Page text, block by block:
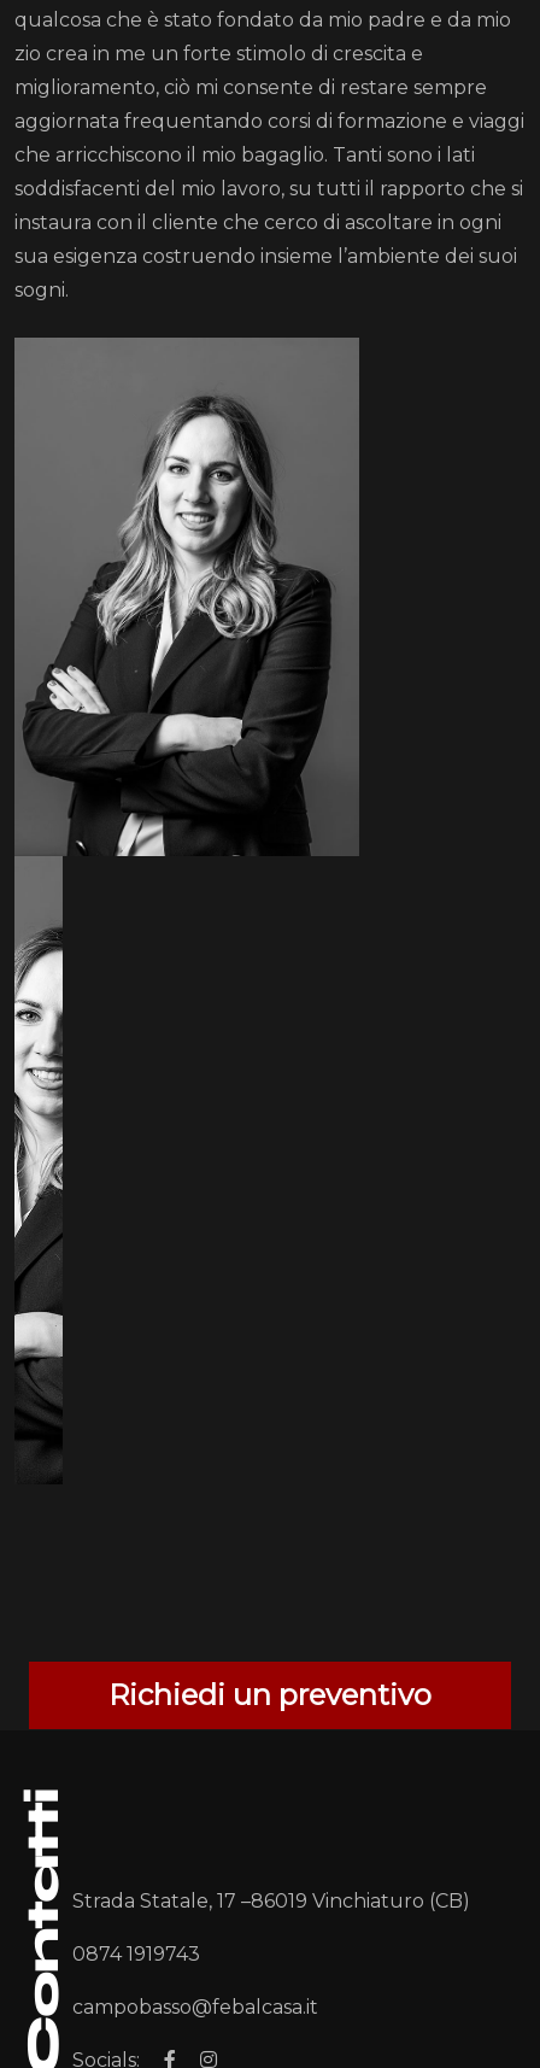
qualcosa che è stato fondato da mio padre e da mio
zio crea in me un forte stimolo di crescita e
miglioramento, ciò mi consente di restare sempre
aggiornata frequentando corsi di formazione e viaggi
che arricchiscono il mio bagaglio. Tanti sono i lati
soddisfacenti del mio lavoro, su tutti il rapporto che si
instaura con il cliente che cerco di ascoltare in ogni
sua esigenza costruendo insieme l’ambiente dei suoi
sogni.
Richiedi un preventivo
Contatti Strada Statale, 17 –86019 Vinchiaturo (CB)
0874 1919743
campobasso@febalcasa.it
Socials: